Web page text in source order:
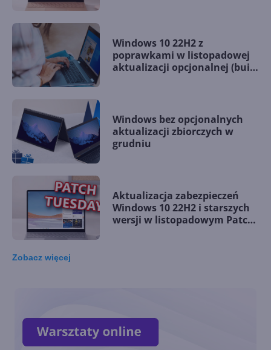
Windows 10 22H2 z
poprawkami w listopadowej
aktualizacji opcjonalnej (build
Windows bez opcjonalnych
aktualizacji zbiorczych w
grudniu
Aktualizacja zabezpieczeń
Windows 10 22H2 i starszych
wersji w listopadowym Patch
Zobacz więcej